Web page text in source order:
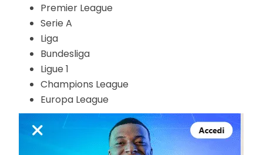
Premier League
Serie A
Liga
Bundesliga
Ligue 1
Champions League
Europa League